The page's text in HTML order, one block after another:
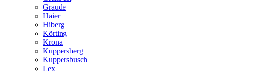
Graude
Haier
Hiberg
Körting
Krona
Kuppersberg
Kuppersbusch
Lex